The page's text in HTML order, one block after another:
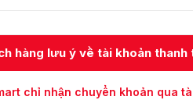
hàng lưu ý về tài khoản thanh
chỉ nhận chuyển khoản qua